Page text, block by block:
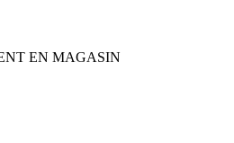
EN MAGASIN